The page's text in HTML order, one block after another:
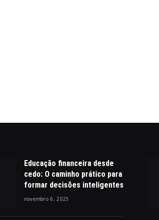
Educação financeira desde
cedo: O caminho prático para
formar decisões inteligentes
novembro 6, 2025